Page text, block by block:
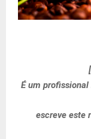
É um
escreve este